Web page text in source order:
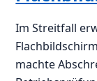
Im Streitfall
machte